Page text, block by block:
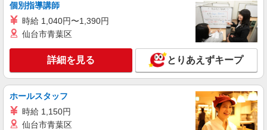
キープ 詳細を見る
株式会社kotrio /●FK-H-2051069
タイパ最強！希望の働き方が叶う有料住宅のス
タッフ★＠糸島市
時給1450円〜2062円 ＜日払い有/週払い有/交
福岡県糸島市 最寄り駅：美咲が丘駅
個別指導講師
時給 1,040円〜1,390円
仙台市青葉区
詳細を見る とりあえずキープ
ホールスタッフ
時給 1,150円
仙台市青葉区